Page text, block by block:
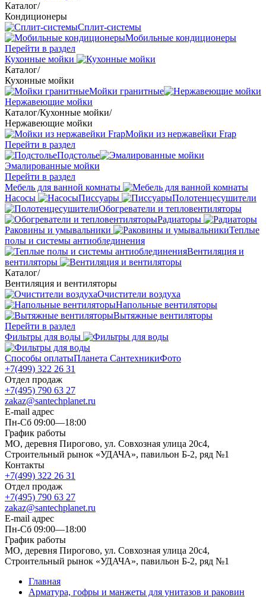
Каталог/
Кондиционеры
Сплит-системы
Мобильные кондиционеры
Перейти в раздел
Кухонные мойки
Каталог/
Кухонные мойки
Мойки гранитные
Нержавеющие мойки
Каталог/Кухонные мойки/
Нержавеющие мойки
Мойки из нержавейки Frap
Перейти в раздел
Подстолье
Эмалированные мойки
Перейти в раздел
Мебель для ванной комнаты
Насосы
Писсуары
Полотенцесушители
Обогреватели и тепловентиляторы
Радиаторы
Раковины и умывальники
Теплые
полы и системы антиоблединения
Вентиляция и
вентиляторы
Каталог/
Вентиляция и вентиляторы
Очистители воздуха
Напольные вентиляторы
Вытяжные вентиляторы
Перейти в раздел
Фильтры для воды
Способы оплатыПланета СантехникиФото
+7(499) 322 26 31
Отдел продаж
+7(495) 790 63 27
zakaz@santechplanet.ru
E-mail адрес
Пн-Сб 09:00—18:00
График работы
МО, деревня Пирогово, ул. Совхозная улица 20с4,
Строительный рынок «УДАЧА», павильон Б-2, ряд №1
Контакты
+7(499) 322 26 31
Отдел продаж
+7(495) 790 63 27
zakaz@santechplanet.ru
E-mail адрес
Пн-Сб 09:00—18:00
График работы
МО, деревня Пирогово, ул. Совхозная улица 20с4,
Строительный рынок «УДАЧА», павильон Б-2, ряд №1
Главная
Арматура, гофры и манжеты для унитазов и раковин